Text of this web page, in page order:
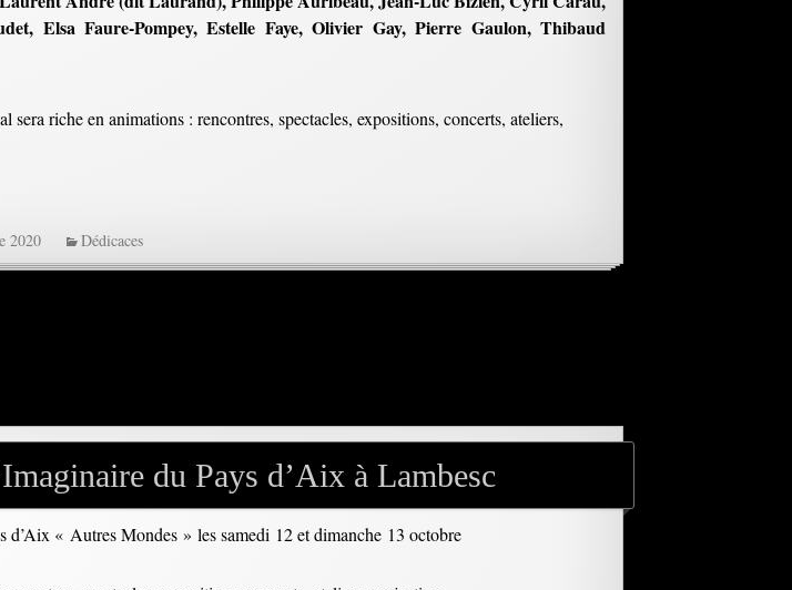
Elsa Faure-Pompey, Estelle Faye, Olivier Gay, Pierre Gaulon, Thibaud
riche en animations : rencontres, spectacles, expositions, concerts, ateliers,
2020 Dédicaces
du Pays d’Aix à Lambesc
« Autres Mondes » les samedi 12 et dimanche 13 octobre